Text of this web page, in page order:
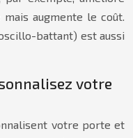
augmente le coût.
battant) est aussi
votre
votre porte et